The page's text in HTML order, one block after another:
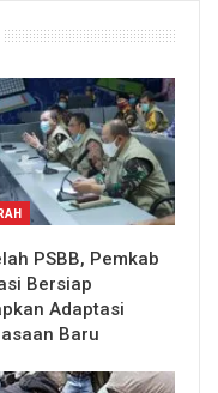
PSBB, Pemkab
Bersiap
Adaptasi
Baru